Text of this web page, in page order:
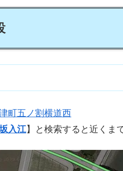
町五ノ割横道西
入江】と検索すると近くま